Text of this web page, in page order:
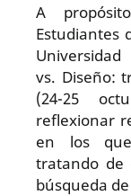
A
Estudiantes
vs. Diseño:
(24-25
reflexionar
en los
tratando de
búsqueda